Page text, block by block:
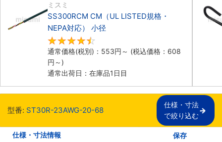
ミスミ
SS300RCM CM（UL LISTED規格・
NEPA対応） 小径
通常価格(税別)： 553円 ～ (税込価格： 608
円 ～)
通常出荷日：在庫品1日目
型番: ST30R-23AWG-20-68
仕様・寸法
で絞り込む
仕様・寸法情報 保存